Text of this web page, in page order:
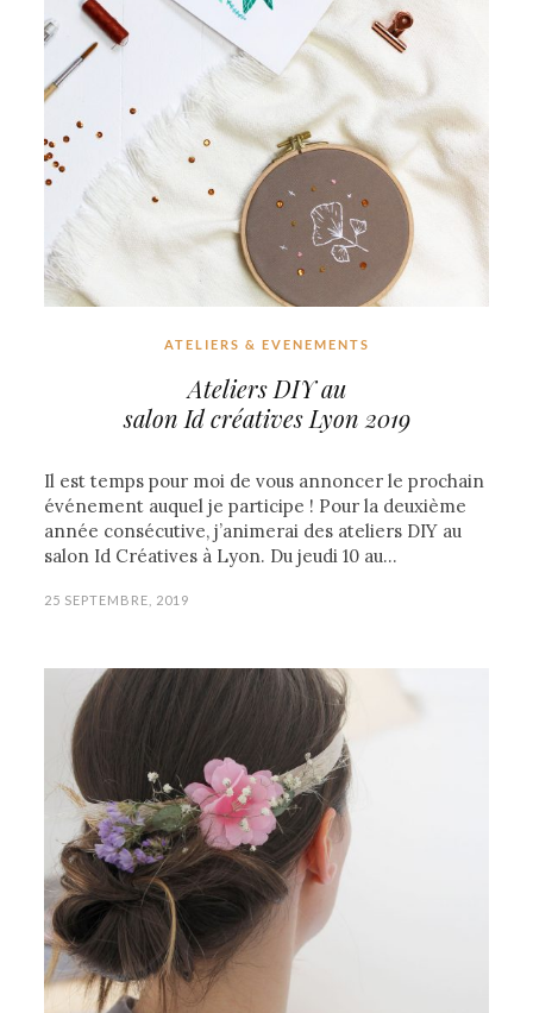
ATELIERS & EVENEMENTS
Ateliers DIY au
salon Id créatives Lyon 2019
Il est temps pour moi de vous annoncer le prochain
événement auquel je participe ! Pour la deuxième
année consécutive, j’animerai des ateliers DIY au
salon Id Créatives à Lyon. Du jeudi 10 au…
25 SEPTEMBRE, 2019